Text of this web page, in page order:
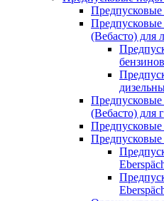
Предпусковые
Предпусковые
(Вебасто) для
Предпусковые
(Вебасто) для
Предпусковые
Предпусковые